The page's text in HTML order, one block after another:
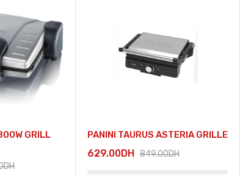
GRILL
DH
PANINI TAURUS ASTERIA GRILLE
849.00DH
629.00DH